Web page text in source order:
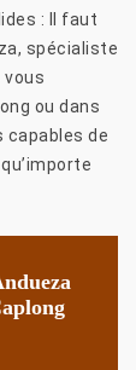
: Il faut
spécialiste
vous
ou dans
capables de